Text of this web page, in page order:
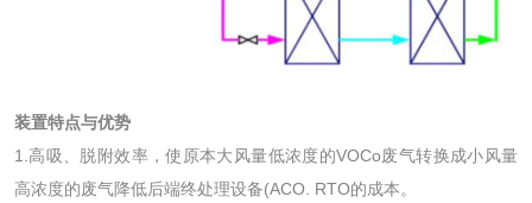
装置特点与优势
1.高吸、脱附效率，使原本大风量低浓度的VOCo废气转换成小风量
高浓度的废气降低后端终处理设备(ACO. RTO的成本。